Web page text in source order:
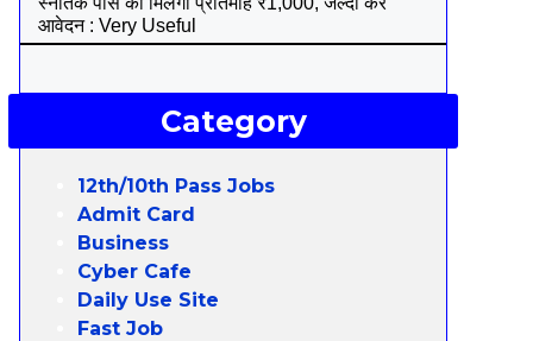
आवेदन : Very Useful
Category
12th/10th Pass Jobs
Admit Card
Business
Cyber Cafe
Daily Use Site
Fast Job